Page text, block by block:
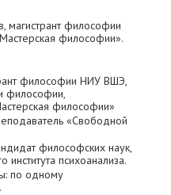
магистрант философии
философии».
философии НИУ ВШЭ,
философии,
философии»
«Свободной
философских наук,
психоанализа.
по одному